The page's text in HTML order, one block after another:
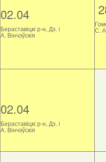
02.04
Бераставіцкі р-н, Дз. і
А. Вінчэўскія
С.
02.04
Бераставіцкі р-н, Дз. і
А. Вінчэўскія